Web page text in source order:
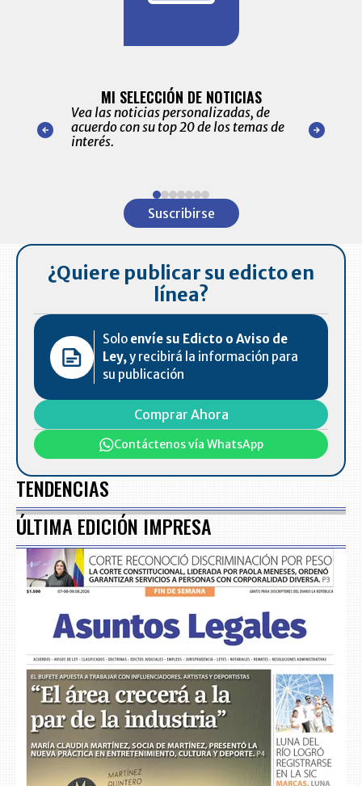
nuestro
para
MI SELECCIÓN DE NOTICIAS
Vea las noticias personalizadas, de
acuerdo con su top 20 de los temas de
interés.
de las
Suscribirse
¿Quiere publicar su edicto en
línea?
Solo envíe su Edicto o Aviso de
Ley,y recibirá la información para
su publicación
Comprar Ahora
Contáctenos vía WhatsApp
TENDENCIAS
ÚLTIMA EDICIÓN IMPRESA